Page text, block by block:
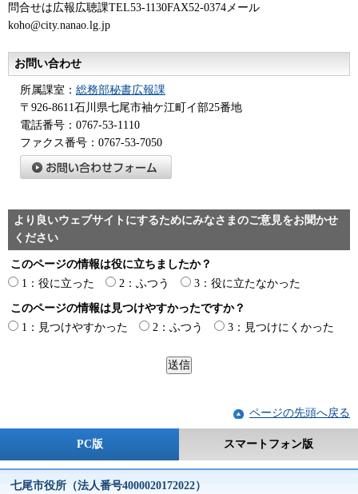
問合せは広報広聴課TEL53-1130FAX52-0374メール
koho@city.nanao.lg.jp
お問い合わせ
所属課室： 総務部秘書広報課
〒926-8611石川県七尾市袖ケ江町イ部25番地
電話番号：0767-53-1110
ファクス番号：0767-53-7050
より良いウェブサイトにするためにみなさまのご意見をお聞かせ
ください
このページの情報は役に立ちましたか？
1：役に立った
2：ふつう 3：役に立たなかった
このページの情報は見つけやすかったですか？
1：見つけやすかった
2：ふつう 3：見つけにくかった
ページの先頭へ戻る
PC版 スマートフォン版
七尾市役所（法人番号4000020172022）